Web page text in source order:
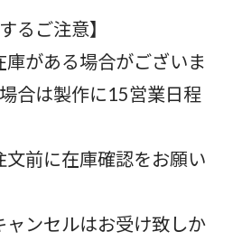
るご注意】
がある場合がございま
合は製作に15営業日程
前に在庫確認をお願い
ャンセルはお受け致しか